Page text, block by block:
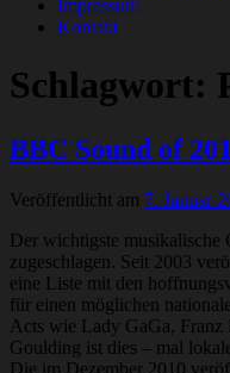
Impressum
Kontakt
Schlagwort:
BBC Sound of
Veröffentlicht am 7. Januar
Der wichtigste musikalische
zugeschlagen. Seit 2003
eine Liste mit den
für einen möglichen
Acts wie Lady GaGa,
Goulding ist dies – mal
Die im Dezember 2010